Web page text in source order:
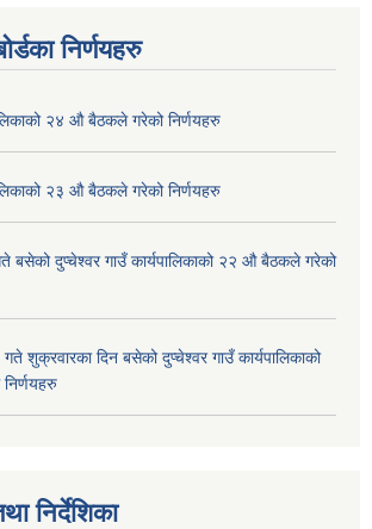
निर्णयहरु
२४ औ बैठकले गरेको निर्णयहरु
२३ औ बैठकले गरेको निर्णयहरु
बसेको दुप्चेश्वर गाउँ कार्यपालिकाको २२ औ बैठकले गरेको
शुक्रवारका दिन बसेको दुप्चेश्वर गाउँ कार्यपालिकाको
निर्देशिका